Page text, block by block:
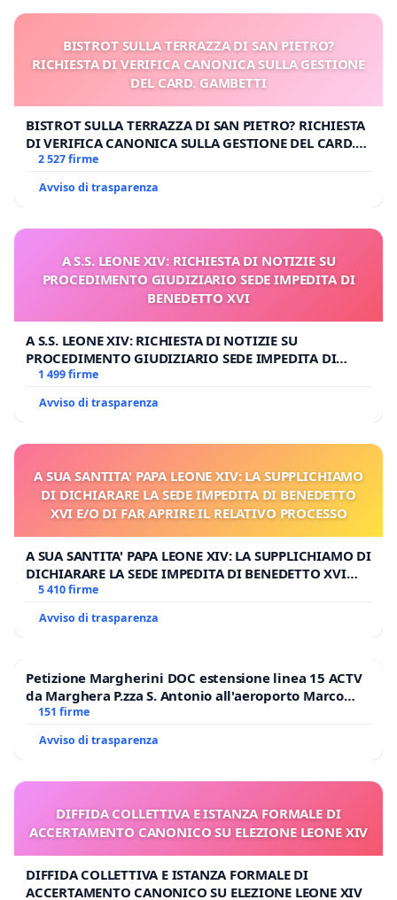
BISTROT SULLA TERRAZZA DI SAN PIETRO?
RICHIESTA DI VERIFICA CANONICA SULLA GESTIONE
DEL CARD. GAMBETTI
BISTROT SULLA TERRAZZA DI SAN PIETRO? RICHIESTA
DI VERIFICA CANONICA SULLA GESTIONE DEL CARD.
GAMBETTI
2 527 firme
Avviso di trasparenza
A S.S. LEONE XIV: RICHIESTA DI NOTIZIE SU
PROCEDIMENTO GIUDIZIARIO SEDE IMPEDITA DI
BENEDETTO XVI
A S.S. LEONE XIV: RICHIESTA DI NOTIZIE SU
PROCEDIMENTO GIUDIZIARIO SEDE IMPEDITA DI
BENEDETTO XVI
1 499 firme
Avviso di trasparenza
A SUA SANTITA' PAPA LEONE XIV: LA SUPPLICHIAMO
DI DICHIARARE LA SEDE IMPEDITA DI BENEDETTO
XVI E/O DI FAR APRIRE IL RELATIVO PROCESSO
A SUA SANTITA' PAPA LEONE XIV: LA SUPPLICHIAMO DI
DICHIARARE LA SEDE IMPEDITA DI BENEDETTO XVI
E/O DI FAR APRIRE IL RELATIVO PROCESSO
5 410 firme
Avviso di trasparenza
Petizione Margherini DOC estensione linea 15 ACTV
da Marghera P.zza S. Antonio all'aeroporto Marco
Polo tariffa a € 1,50
151 firme
Avviso di trasparenza
DIFFIDA COLLETTIVA E ISTANZA FORMALE DI
ACCERTAMENTO CANONICO SU ELEZIONE LEONE XIV
DIFFIDA COLLETTIVA E ISTANZA FORMALE DI
ACCERTAMENTO CANONICO SU ELEZIONE LEONE XIV